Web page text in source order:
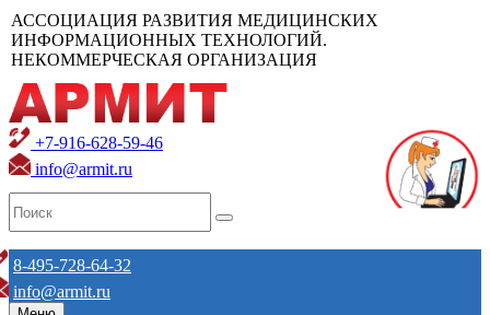
АССОЦИАЦИЯ РАЗВИТИЯ МЕДИЦИНСКИХ
ИНФОРМАЦИОННЫХ ТЕХНОЛОГИЙ.
НЕКОММЕРЧЕСКАЯ ОРГАНИЗАЦИЯ
+7-916-628-59-46
info@armit.ru
8-495-728-64-32
info@armit.ru